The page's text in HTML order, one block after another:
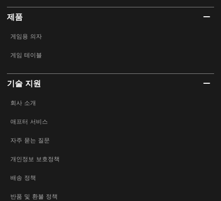
제품
게임용 의자
게임 테이블
기술 지원
회사 소개
애프터 서비스
자주 묻는 질문
개인정보 보호정책
배송 정책
반품 및 환불 정책